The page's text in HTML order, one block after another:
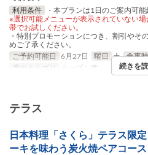
利用条件
・本プランは1日のご案内可
※選択可能メニューが表示されていない
帯でお試しください。
・特別プロモーションにつき、割引やそ
めご了承ください。
ご予約可能日 6月27日 曜日 土 食事
席のカテゴリ
テーブル席 続きを
テラス
日本料理「さくら」テラス限
ーキを味わう炭火焼ペアコース